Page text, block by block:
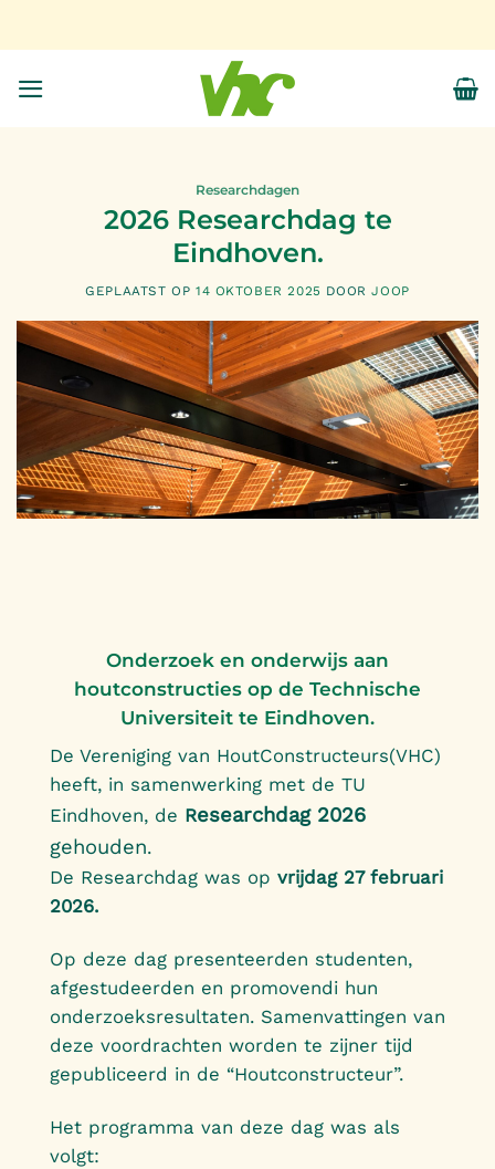
Researchdagen
2026 Researchdag te
Eindhoven.
GEPLAATST OP 14 OKTOBER 2025 DOORJOOP
Onderzoek en onderwijs aan
houtconstructies op de Technische
Universiteit te Eindhoven.
De Vereniging van HoutConstructeurs(VHC)
heeft, in samenwerking met de TU
Eindhoven, de Researchdag 2026
gehouden.
De Researchdag was op vrijdag 27 februari
2026.
Op deze dag presenteerden studenten,
afgestudeerden en promovendi hun
onderzoeksresultaten. Samenvattingen van
deze voordrachten worden te zijner tijd
gepubliceerd in de “Houtconstructeur”.
Het programma van deze dag was als
volgt: